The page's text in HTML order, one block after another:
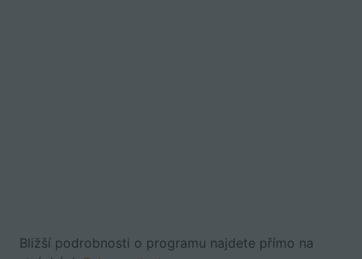
Bližší podrobnosti o programu najdete přímo na